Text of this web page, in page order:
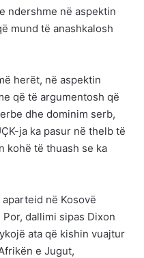
ndershme në aspektin
mund të anashkalosh
herët, në aspektin
që të argumentosh që
dhe dominim serb,
ja ka pasur në thelb të
kohë të thuash se ka
në Kosovë
dallimi sipas Dixon
ata që kishin vuajtur
e Jugut,